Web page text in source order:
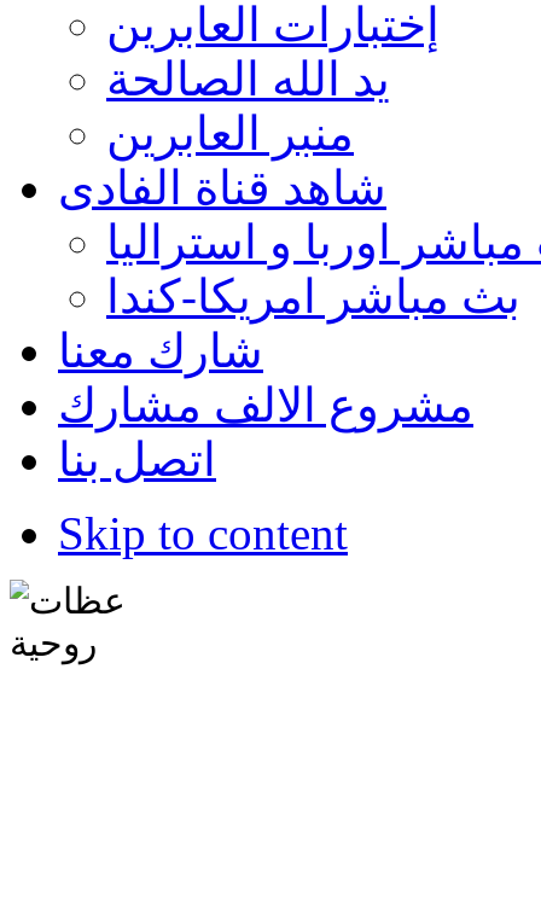
إختبارات العابرين
يد الله الصالحة
منبر العابرين
شاهد قناة الفادى
اوربا و استراليا
بث مباشر امريكا-كندا
شارك معنا
مشروع الالف مشارك
اتصل بنا
Skip to content